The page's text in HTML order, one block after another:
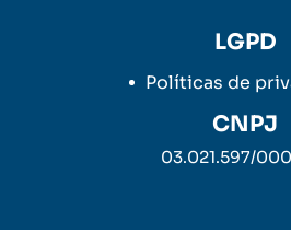
LGPD
Políticas de
CNPJ
03.021.597/